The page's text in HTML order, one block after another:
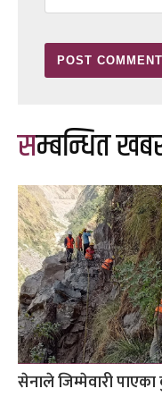
सम्बन्धित
सेनाले जिम्मेवारी